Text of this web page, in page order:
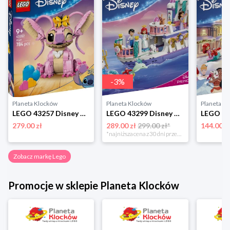
Planeta Klocków
LEGO 43257 Disney Andzia Lego
279.00 zł
-3%
Planeta Klocków
LEGO 43299 Disney Animation Królewska łódź weselna Arielki Lego
289.00 zł 299.00 zł*
Planeta
144.00 zł
Zobacz markę Lego
Promocje w sklepie Planeta Klocków